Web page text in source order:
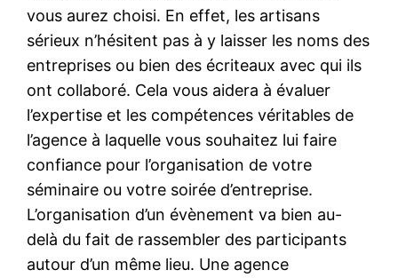
vous aurez choisi. En effet, les artisans
sérieux n’hésitent pas à y laisser les noms des
entreprises ou bien des écriteaux avec qui ils
ont collaboré. Cela vous aidera à évaluer
l’expertise et les compétences véritables de
l’agence à laquelle vous souhaitez lui faire
confiance pour l’organisation de votre
séminaire ou votre soirée d’entreprise.
L’organisation d’un évènement va bien au-
delà du fait de rassembler des participants
autour d’un même lieu. Une agence